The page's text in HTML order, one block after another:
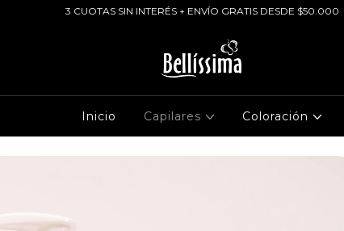
3 CUOTAS SIN INTERÉS + ENVÍO GRATIS DESDE $50.000
Inicio Capilares Coloración